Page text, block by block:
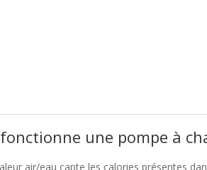
une pompe à
air/eau capte les calories présentes